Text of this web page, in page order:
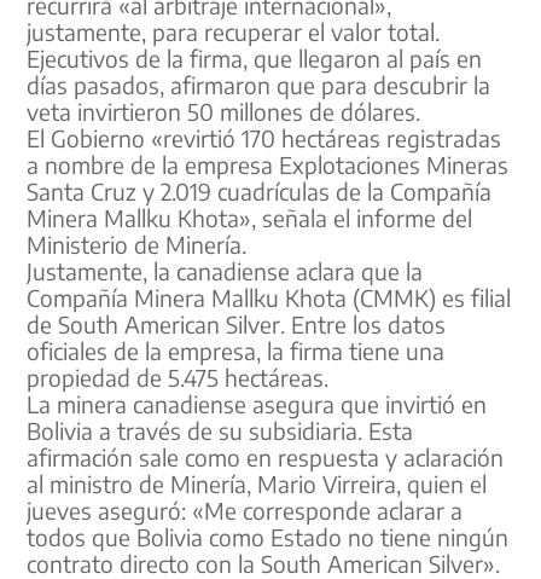
justamente, para recuperar el valor total.
Ejecutivos de la firma, que llegaron al país en
días pasados, afirmaron que para descubrir la
veta invirtieron 50 millones de dólares.
El Gobierno «revirtió 170 hectáreas registradas
a nombre de la empresa Explotaciones Mineras
Santa Cruz y 2.019 cuadrículas de la Compañía
Minera Mallku Khota», señala el informe del
Ministerio de Minería.
Justamente, la canadiense aclara que la
Compañía Minera Mallku Khota (CMMK) es filial
de South American Silver. Entre los datos
oficiales de la empresa, la firma tiene una
propiedad de 5.475 hectáreas.
La minera canadiense asegura que invirtió en
Bolivia a través de su subsidiaria. Esta
afirmación sale como en respuesta y aclaración
al ministro de Minería, Mario Virreira, quien el
jueves aseguró: «Me corresponde aclarar a
todos que Bolivia como Estado no tiene ningún
contrato directo con la South American Silver».